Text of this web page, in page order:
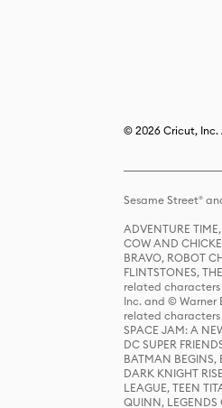
© 2026 Cricut,
Sesame Street®
ADVENTURE
COW AND
BRAVO, ROBOT
FLINTSTONES,
related characters
Inc. and © Warner
related characters
SPACE JAM: A
DC SUPER
BATMAN BEGINS,
DARK KNIGHT
LEAGUE, TEEN
QUINN, LEGENDS